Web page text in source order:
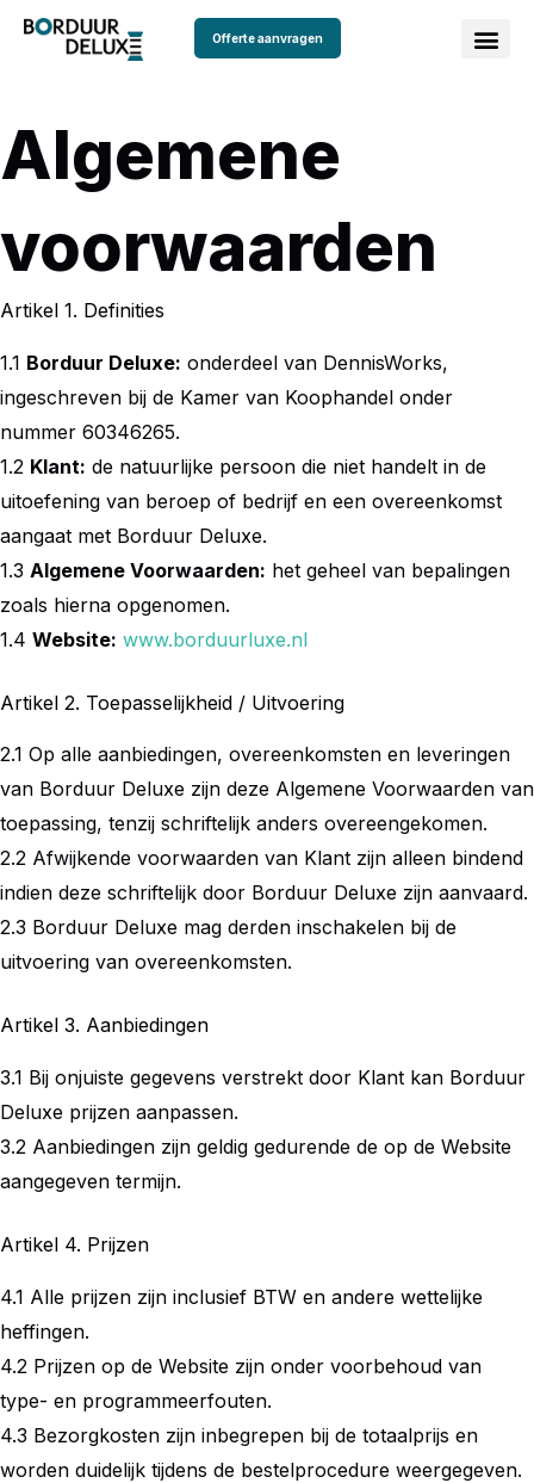
Offerte aanvragen
Algemene
voorwaarden
Artikel 1. Definities
1.1 Borduur Deluxe: onderdeel van DennisWorks,
ingeschreven bij de Kamer van Koophandel onder
nummer 60346265.
1.2 Klant: de natuurlijke persoon die niet handelt in de
uitoefening van beroep of bedrijf en een overeenkomst
aangaat met Borduur Deluxe.
1.3 Algemene Voorwaarden: het geheel van bepalingen
zoals hierna opgenomen.
1.4 Website: www.borduurluxe.nl
Artikel 2. Toepasselijkheid / Uitvoering
2.1 Op alle aanbiedingen, overeenkomsten en leveringen
van Borduur Deluxe zijn deze Algemene Voorwaarden van
toepassing, tenzij schriftelijk anders overeengekomen.
2.2 Afwijkende voorwaarden van Klant zijn alleen bindend
indien deze schriftelijk door Borduur Deluxe zijn aanvaard.
2.3 Borduur Deluxe mag derden inschakelen bij de
uitvoering van overeenkomsten.
Artikel 3. Aanbiedingen
3.1 Bij onjuiste gegevens verstrekt door Klant kan Borduur
Deluxe prijzen aanpassen.
3.2 Aanbiedingen zijn geldig gedurende de op de Website
aangegeven termijn.
Artikel 4. Prijzen
4.1 Alle prijzen zijn inclusief BTW en andere wettelijke
heffingen.
4.2 Prijzen op de Website zijn onder voorbehoud van
type- en programmeerfouten.
4.3 Bezorgkosten zijn inbegrepen bij de totaalprijs en
worden duidelijk tijdens de bestelprocedure weergegeven.